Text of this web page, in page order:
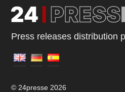
Press releases distribution
© 24presse 2026